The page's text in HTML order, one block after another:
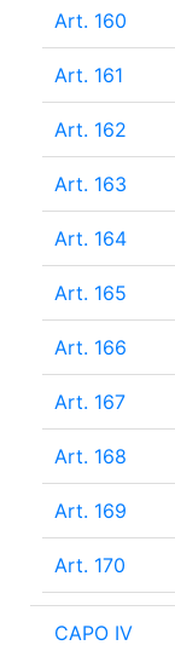
Art. 160
Art. 161
Art. 162
Art. 163
Art. 164
Art. 165
Art. 166
Art. 167
Art. 168
Art. 169
Art. 170
CAPO IV